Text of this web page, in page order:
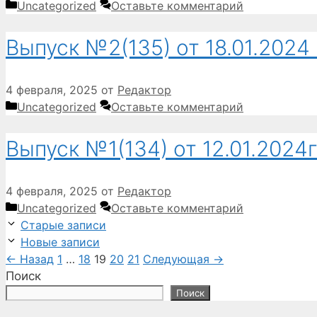
Рубрики
Uncategorized Оставьте комментарий
Выпуск №2(135) от 18.01.2024
4 февраля, 2025 от Редактор
Рубрики
Uncategorized Оставьте комментарий
Выпуск №1(134) от
4 февраля, 2025 от Редактор
Рубрики
Uncategorized
Оставьте комментарий
Старые записи
Новые записи
← Назад Страница
1 … Страница
18 Страница
19 Страница
20 Страница
21 Следующая →
Поиск
Поиск